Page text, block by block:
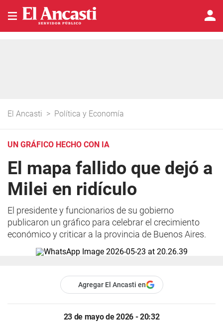
El Ancasti > Política y Economía
UN GRÁFICO HECHO CON IA
El mapa fallido que dejó a
Milei en ridículo
El presidente y funcionarios de su gobierno
publicaron un gráfico para celebrar el crecimiento
económico y criticar a la provincia de Buenos Aires.
Agregar El Ancasti en
23 de mayo de 2026 - 20:32